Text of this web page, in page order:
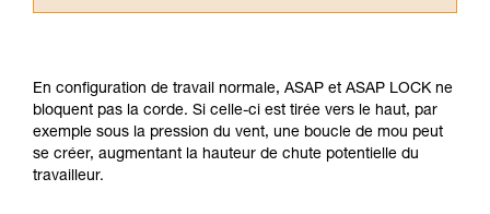
informations de la notice technique pour
pouvoir comprendre ce complément
d’informations.
Maîtriser ces techniques nécessite une
formation et un entraînement spécifique. Validez
En configuration de travail normale, ASAP et ASAP LOCK ne
bloquent pas la corde. Si celle-ci est tirée vers le haut, par
exemple sous la pression du vent, une boucle de mou peut
se créer, augmentant la hauteur de chute potentielle du
travailleur.